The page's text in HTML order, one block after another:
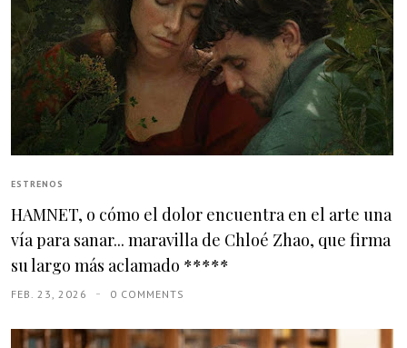
ESTRENOS
HAMNET, o cómo el dolor encuentra en el arte una
vía para sanar... maravilla de Chloé Zhao, que firma
su largo más aclamado *****
FEB. 23, 2026 0 COMMENTS